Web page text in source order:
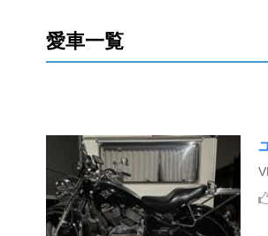
愛車一覧